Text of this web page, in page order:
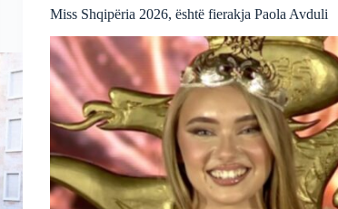
Miss Shqipëria 2026, është fierakja Paola Avduli